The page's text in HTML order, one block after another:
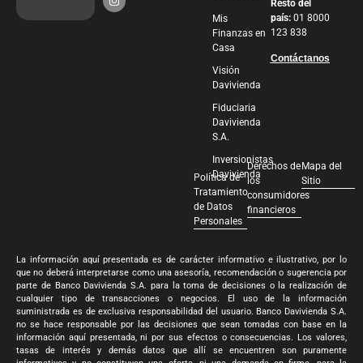
Mis
Finanzas en
Casa
Visión
Davivienda
Fiduciaria
Davivienda
S.A.
Inversionistas
Davivienda
Resto del
país: 01 8000
123 838
Contáctanos
Política de
Tratamiento
de Datos
Personales
Derechos de
los
consumidores
financieros
Mapa del
Sitio
La información aquí presentada es de carácter informativo e ilustrativo, por lo
que no deberá interpretarse como una asesoría, recomendación o sugerencia por
parte de Banco Davivienda S.A. para la toma de decisiones o la realización de
cualquier tipo de transacciones o negocios. El uso de la información
suministrada es de exclusiva responsabilidad del usuario. Banco Davivienda S.A.
no se hace responsable por las decisiones que sean tomadas con base en la
información aquí presentada, ni por sus efectos o consecuencias. Los valores,
tasas de interés y demás datos que allí se encuentren son puramente